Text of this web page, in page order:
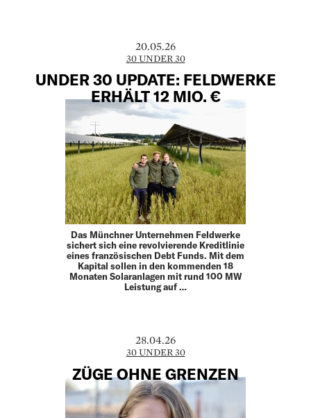
20.05.26
30 UNDER 30
UNDER 30 UPDATE: FELDWERKE
ERHÄLT 12 MIO. €
Das Münchner Unternehmen Feldwerke
sichert sich eine revolvierende Kreditlinie
eines französischen Debt Funds. Mit dem
Kapital sollen in den kommenden 18
Monaten Solaranlagen mit rund 100 MW
Leistung auf …
28.04.26
30 UNDER 30
ZÜGE OHNE GRENZEN